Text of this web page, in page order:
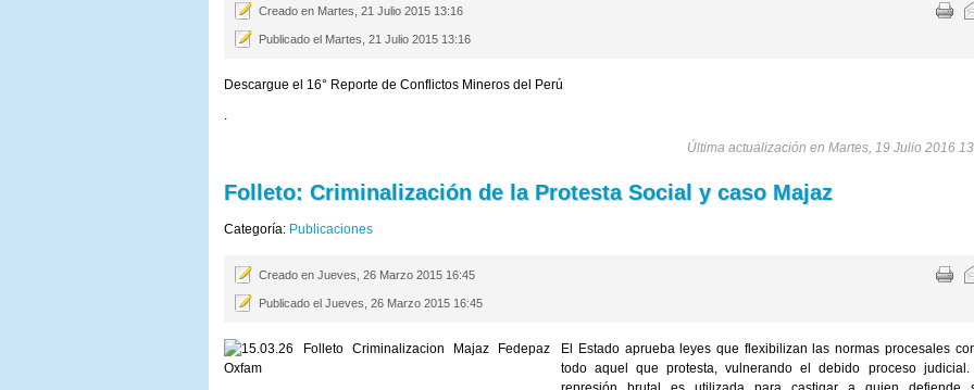
Creado en Martes, 21 Julio 2015 13:16
Publicado el Martes, 21 Julio 2015 13:16
Descargue el 16° Reporte de Conflictos Mineros del Perú
Última actualización en Martes, 19 Julio 2016
Folleto: Criminalización de la Protesta Social y caso Majaz
Categoría: Publicaciones
Creado en Jueves, 26 Marzo 2015 16:45
Publicado el Jueves, 26 Marzo 2015 16:45
El Estado aprueba leyes que flexibilizan las normas procesales
todoaquel que protesta,vulnerando el debido proceso